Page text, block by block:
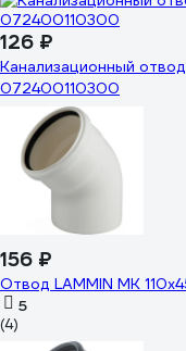
126 ₽
Канализационный
072400110300
156 ₽
Отвод LAMMIN МК
5
(4)